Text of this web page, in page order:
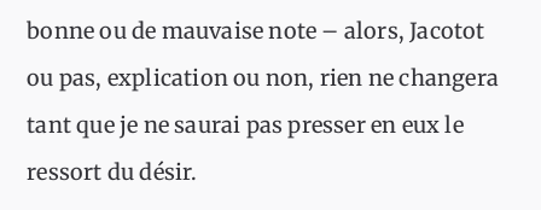
bonne ou de mauvaise note – alors, Jacotot
ou pas, explication ou non, rien ne changera
tant que je ne saurai pas presser en eux le
ressort du désir.